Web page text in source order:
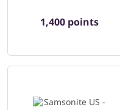
1,400 points